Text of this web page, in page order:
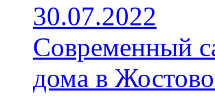
30.07.2022
Современный
дома в